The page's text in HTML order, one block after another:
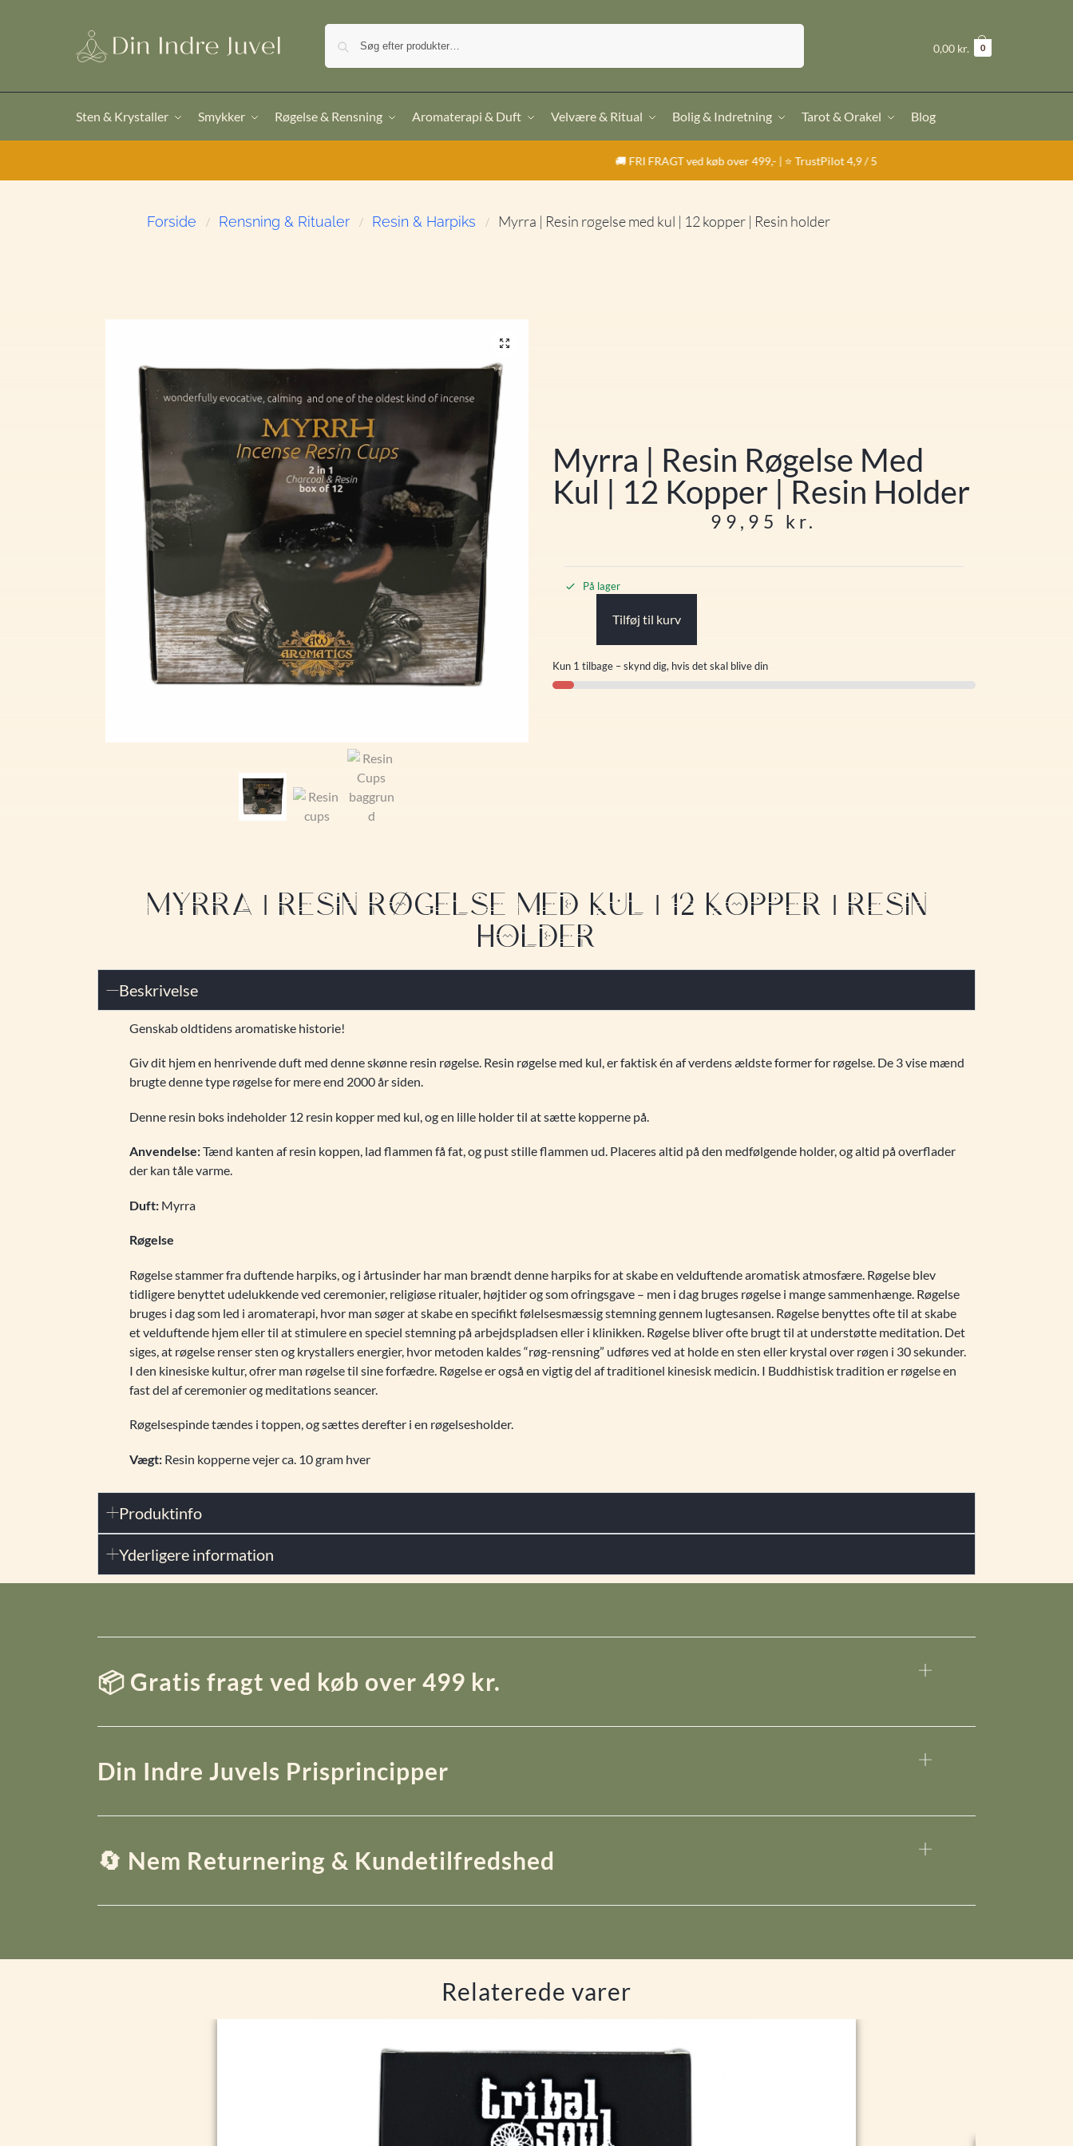
0,00 kr. 0
Sten & Krystaller Smykker Røgelse & Rensning Aromaterapi & Duft Velvære & Ritual Bolig & Indretning Tarot & Orakel Blog
🚚 FRI FRAGT ved køb over 499,- | ⭐ TrustPilot 4,9 / 5
Forside / Rensning & Ritualer / Resin & Harpiks / Myrra | Resin røgelse med kul | 12 kopper | Resin holder
Myrra | Resin Røgelse Med
Kul | 12 Kopper | Resin Holder
99,95 kr.
På lager
Tilføj til kurv
Kun 1 tilbage – skynd dig, hvis det skal blive din
MYRRA | RESIN RØGELSE MED KUL | 12 KOPPER | RESIN
HOLDER
Beskrivelse
Genskab oldtidens aromatiske historie!
Giv dit hjem en henrivende duft med denne skønne resin røgelse. Resin røgelse med kul, er faktisk én af verdens ældste former for røgelse. De 3 vise mænd
brugte denne type røgelse for mere end 2000 år siden.
Denne resin boks indeholder 12 resin kopper med kul, og en lille holder til at sætte kopperne på.
Anvendelse:Tænd kanten af resin koppen, lad flammen få fat, og pust stille flammen ud. Placeres altid på den medfølgende holder, og altid på overflader
der kan tåle varme.
Duft: Myrra
Røgelse
Røgelse stammer fra duftende harpiks, og i årtusinder har man brændt denne harpiks for at skabe en velduftende aromatisk atmosfære. Røgelse blev
tidligere benyttet udelukkende ved ceremonier, religiøse ritualer, højtider og som ofringsgave – men i dag bruges røgelse i mange sammenhænge. Røgelse
bruges i dag som led i aromaterapi, hvor man søger at skabe en specifikt følelsesmæssig stemning gennem lugtesansen. Røgelse benyttes ofte til at skabe
et velduftende hjem eller til at stimulere en speciel stemning på arbejdspladsen eller i klinikken. Røgelse bliver ofte brugt til at understøtte meditation. Det
siges, at røgelse renser sten og krystallers energier, hvor metoden kaldes “røg-rensning” udføres ved at holde en sten eller krystal over røgen i 30 sekunder.
I den kinesiske kultur, ofrer man røgelse til sine forfædre. Røgelse er også en vigtig del af traditionel kinesisk medicin. I Buddhistisk tradition er røgelse en
fast del af ceremonier og meditations seancer.
Røgelsespinde tændes i toppen, og sættes derefter i en røgelsesholder.
Vægt: Resin kopperne vejer ca. 10 gram hver
Produktinfo
Yderligere information
📦 Gratis fragt ved køb over 499 kr.
Din Indre Juvels Prisprincipper
🔄 Nem Returnering & Kundetilfredshed
Relaterede varer